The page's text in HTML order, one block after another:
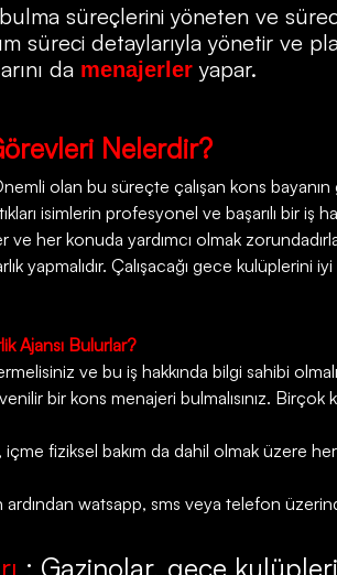
süreçlerini yöneten ve
süreci detaylarıyla yönetir ve
da menajerler yapar.
Nelerdir?
olan bu süreçte çalışan kons
isimlerin profesyonel ve başarılı bir iş
her konuda yardımcı olmak
yapmalıdır. Çalışacağı gece
Ajansı Bulurlar?
ve bu iş hakkında bilgi sahibi
bir kons menajeri bulmalısınız. Birçok
fiziksel bakım da dahil olmak üzere
ardından watsapp, sms veya telefon
; Gazinolar, gece